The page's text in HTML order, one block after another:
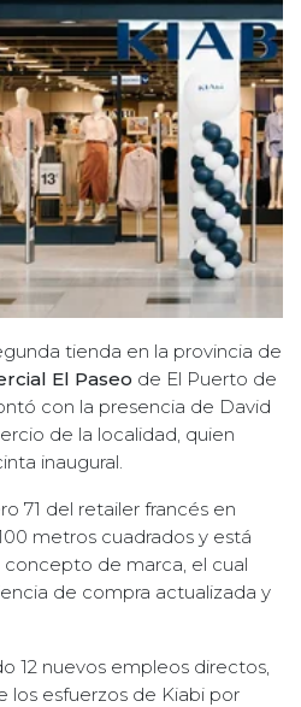
tienda en la provincia de
El Paseo de El Puerto de
con la presencia de David
de la localidad, quien
inaugural.
71 del retailer francés en
metros cuadrados y está
de marca, el cual
de compra actualizada y
12 nuevos empleos directos,
los esfuerzos de Kiabi por